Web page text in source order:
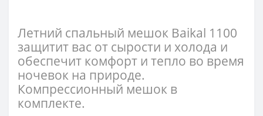
Летний спальный мешок Baikal 1100
защитит вас от сырости и холода и
обеспечит комфорт и тепло во время
ночевок на природе.
Компрессионный мешок в
комплекте.